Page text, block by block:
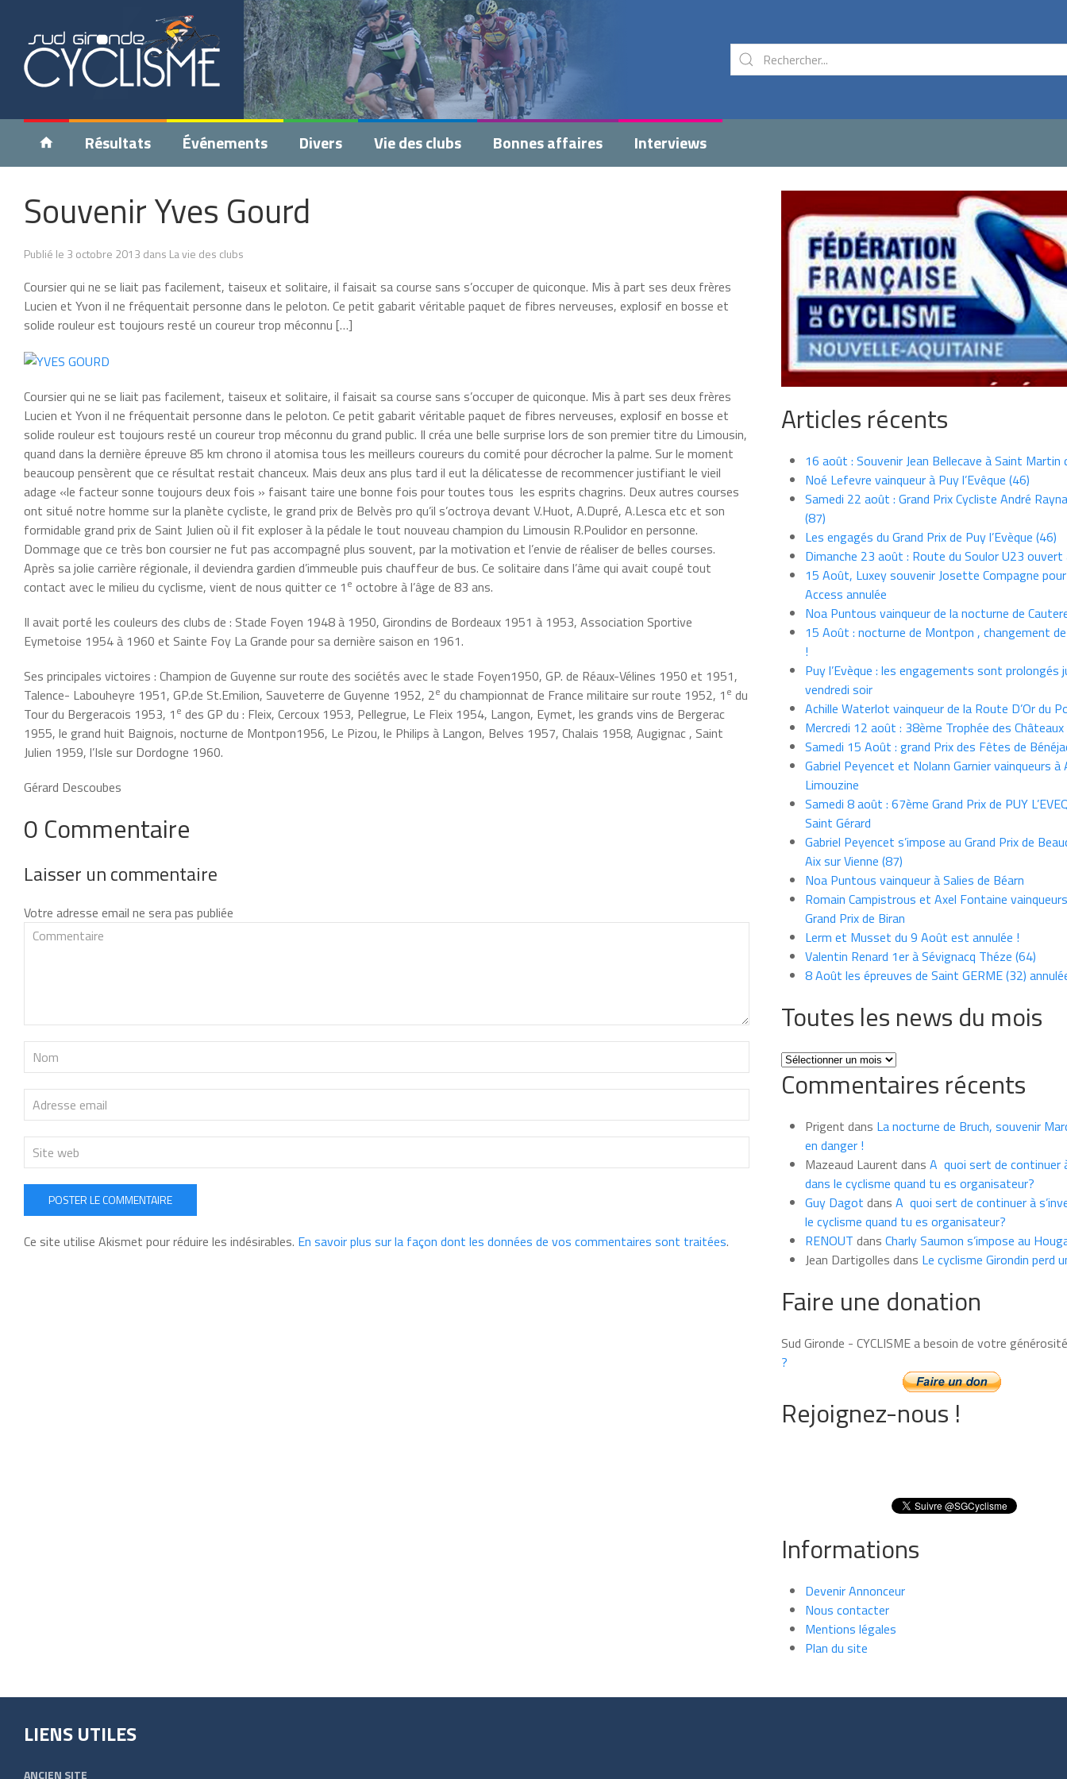
Résultats Événements Divers Vie des clubs Bonnes affaires Interviews
Souvenir Yves Gourd
Publié le 3 octobre 2013 dans La vie des clubs
Coursier qui ne se liait pas facilement, taiseux et solitaire, il faisait sa course sans s’occuper de quiconque. Mis à part ses deux frères
Lucien et Yvon il ne fréquentait personne dans le peloton. Ce petit gabarit véritable paquet de fibres nerveuses, explosif en bosse et
solide rouleur est toujours resté un coureur trop méconnu […]
Coursier qui ne se liait pas facilement, taiseux et solitaire, il faisait sa course sans s’occuper de quiconque. Mis à part ses deux frères
Lucien et Yvon il ne fréquentait personne dans le peloton. Ce petit gabarit véritable paquet de fibres nerveuses, explosif en bosse et
solide rouleur est toujours resté un coureur trop méconnu du grand public. Il créa une belle surprise lors de son premier titre du Limousin,
quand dans la dernière épreuve 85 km chrono il atomisa tous les meilleurs coureurs du comité pour décrocher la palme. Sur le moment
beaucoup pensèrent que ce résultat restait chanceux. Mais deux ans plus tard il eut la délicatesse de recommencer justifiant le vieil
adage «le facteur sonne toujours deux fois » faisant taire une bonne fois pour toutes tous les esprits chagrins. Deux autres courses
ont situé notre homme sur la planète cycliste, le grand prix de Belvès pro qu’il s’octroya devant V.Huot, A.Dupré, A.Lesca etc et son
formidable grand prix de Saint Julien où il fit exploser à la pédale le tout nouveau champion du Limousin R.Poulidor en personne.
Dommage que ce très bon coursier ne fut pas accompagné plus souvent, par la motivation et l’envie de réaliser de belles courses.
Après sa jolie carrière régionale, il deviendra gardien d’immeuble puis chauffeur de bus. Ce solitaire dans l’âme qui avait coupé tout
contact avec le milieu du cyclisme, vient de nous quitter ce 1 e octobre à l’âge de 83 ans.
Il avait porté les couleurs des clubs de : Stade Foyen 1948 à 1950, Girondins de Bordeaux 1951 à 1953, Association Sportive
Eymetoise 1954 à 1960 et Sainte Foy La Grande pour sa dernière saison en 1961.
Ses principales victoires : Champion de Guyenne sur route des sociétés avec le stade Foyen1950, GP. de Réaux-Vélines 1950 et 1951,
Talence- Labouheyre 1951, GP.de St.Emilion, Sauveterre de Guyenne 1952, 2e du championnat de France militaire sur route 1952, 1 e du
Tour du Bergeracois 1953, 1 e des GP du : Fleix, Cercoux 1953, Pellegrue, Le Fleix 1954, Langon, Eymet, les grands vins de Bergerac
1955, le grand huit Baignois, nocturne de Montpon1956, Le Pizou, le Philips à Langon, Belves 1957, Chalais 1958, Augignac , Saint
Julien 1959, l’Isle sur Dordogne 1960.
Gérard Descoubes
0 Commentaire
Laisser un commentaire
Votre adresse email ne sera pas publiée
POSTER LE COMMENTAIRE
Ce site utilise Akismet pour réduire les indésirables. En savoir plus sur la façon dont les données de vos commentaires sont traitées.
Articles récents
16 août : Souvenir Jean Bellecave à Saint Martin
Noé Lefevre vainqueur à Puy l’Evêque (46)
Samedi 22 août : Grand Prix Cycliste André
(87)
Les engagés du Grand Prix de Puy l’Evèque (46)
Dimanche 23 août : Route du Soulor U23 ouvert
15 Août, Luxey souvenir Josette Compagne
Access annulée
Noa Puntous vainqueur de la nocturne de
15 Août : nocturne de Montpon , changement
!
Puy l’Evèque : les engagements sont prolongés
vendredi soir
Achille Waterlot vainqueur de la Route D’Or du
Mercredi 12 août : 38ème Trophée des Châteaux
Samedi 15 Août : grand Prix des Fêtes de
Gabriel Peyencet et Nolann Garnier vainqueurs à
Limouzine
Samedi 8 août : 67ème Grand Prix de PUY
Saint Gérard
Gabriel Peyencet s’impose au Grand Prix de
Aix sur Vienne (87)
Noa Puntous vainqueur à Salies de Béarn
Romain Campistrous et Axel Fontaine
Grand Prix de Biran
Lerm et Musset du 9 Août est annulée !
Valentin Renard 1er à Sévignacq Théze (64)
8 Août les épreuves de Saint GERME (32)
Toutes les news du mois
Toutes
les
news
mois
Commentaires récents
Prigent dans La nocturne de Bruch, souvenir
en danger !
Mazeaud Laurent dans A quoi sert de continuer
dans le cyclisme quand tu es organisateur?
Guy Dagot dans A quoi sert de continuer à
le cyclisme quand tu es organisateur?
RENOUT dans Charly Saumon s’impose au
Jean Dartigolles dans Le cyclisme Girondin perd
Faire une donation
Sud Gironde - CYCLISME a besoin de votre
?
Rejoignez-nous !
Informations
Devenir Annonceur
Nous contacter
Mentions légales
Plan du site
LIENS UTILES
ANCIEN SITE